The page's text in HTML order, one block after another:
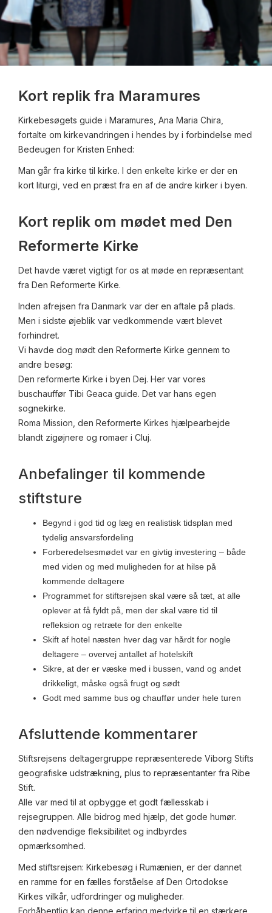
Kort replik fra Maramures
Kirkebesøgets guide i Maramures, Ana Maria Chira,
fortalte om kirkevandringen i hendes by i forbindelse med
Bedeugen for Kristen Enhed:
Man går fra kirke til kirke. I den enkelte kirke er der en
kort liturgi, ved en præst fra en af de andre kirker i byen.
Kort replik om mødet med Den
Reformerte Kirke
Det havde været vigtigt for os at møde en repræsentant
fra Den Reformerte Kirke.
Inden afrejsen fra Danmark var der en aftale på plads.
Men i sidste øjeblik var vedkommende vært blevet
forhindret.
Vi havde dog mødt den Reformerte Kirke gennem to
andre besøg:
Den reformerte Kirke i byen Dej. Her var vores
buschauffør Tibi Geaca guide. Det var hans egen
sognekirke.
Roma Mission, den Reformerte Kirkes hjælpearbejde
blandt zigøjnere og romaer i Cluj.
Anbefalinger til kommende
stiftsture
Begynd i god tid og læg en realistisk tidsplan med
tydelig ansvarsfordeling
Forberedelsesmødet var en givtig investering – både
med viden og med muligheden for at hilse på
kommende deltagere
Programmet for stiftsrejsen skal være så tæt, at alle
oplever at få fyldt på, men der skal være tid til
refleksion og retræte for den enkelte
Skift af hotel næsten hver dag var hårdt for nogle
deltagere – overvej antallet af hotelskift
Sikre, at der er væske med i bussen, vand og andet
drikkeligt, måske også frugt og sødt
Godt med samme bus og chauffør under hele turen
Afsluttende kommentarer
Stiftsrejsens deltagergruppe repræsenterede Viborg Stifts
geografiske udstrækning, plus to repræsentanter fra Ribe
Stift.
Alle var med til at opbygge et godt fællesskab i
rejsegruppen. Alle bidrog med hjælp, det gode humør.
den nødvendige fleksibilitet og indbyrdes
opmærksomhed.
Med stiftsrejsen: Kirkebesøg i Rumænien, er der dannet
en ramme for en fælles forståelse af Den Ortodokse
Kirkes vilkår, udfordringer og muligheder.
Forhåbentlig kan denne erfaring medvirke til en stærkere